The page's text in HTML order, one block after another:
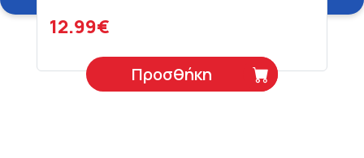
12.99€
Προσθήκη